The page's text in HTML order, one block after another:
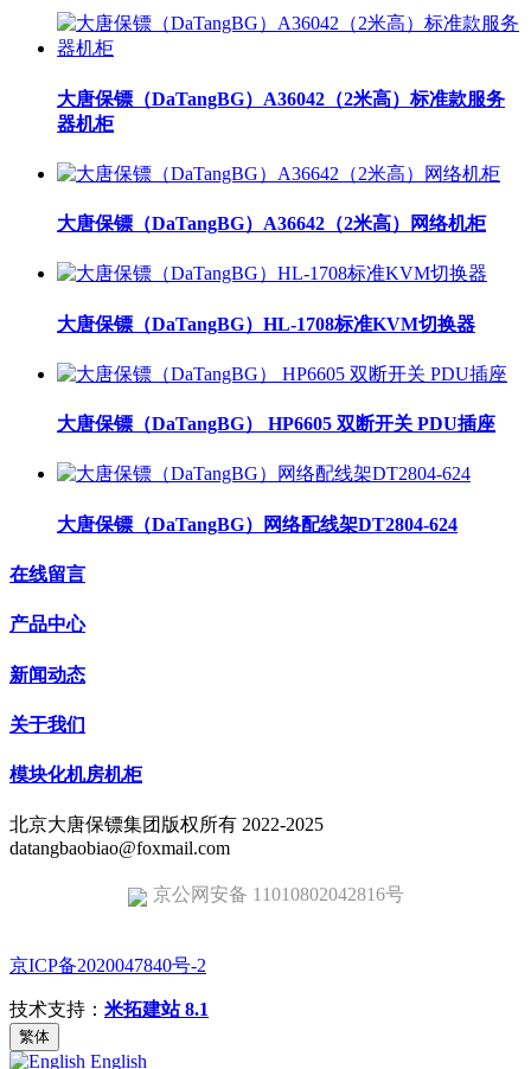
大唐保镖（DaTangBG）A36042（2米高）标准款服务
器机柜
大唐保镖（DaTangBG）A36642（2米高）网络机柜
大唐保镖（DaTangBG）HL-1708标准KVM切换器
大唐保镖（DaTangBG） HP6605 双断开关 PDU插座
大唐保镖（DaTangBG）网络配线架DT2804-624
在线留言
产品中心
新闻动态
关于我们
模块化机房机柜
北京大唐保镖集团版权所有 2022-2025
datangbaobiao@foxmail.com
京公网安备 11010802042816号
京ICP备2020047840号-2
技术支持： 米拓建站 8.1
繁体
English